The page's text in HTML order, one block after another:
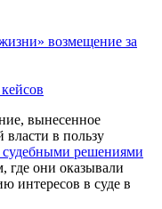
возмещение за
вынесенное
власти в пользу
судебными решениями
где они оказывали
интересов в суде в